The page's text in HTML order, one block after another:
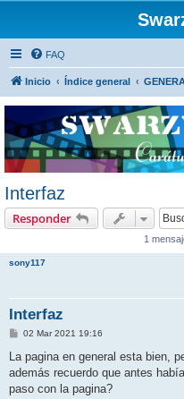
FAQ
Inicio Índice general
Interfaz
Responder
1
sony117
Interfaz
M
n
a
j
02 Mar 2021 19:16
La pagina en general esta bien,
además recuerdo que antes
paso con la pagina?